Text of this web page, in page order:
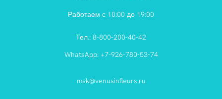
Работаем с 10:00 до 19:00
Тел.: 8-800-200-40-42
WhatsApp: +7-926-780-53-74
msk@venusinfleurs.ru